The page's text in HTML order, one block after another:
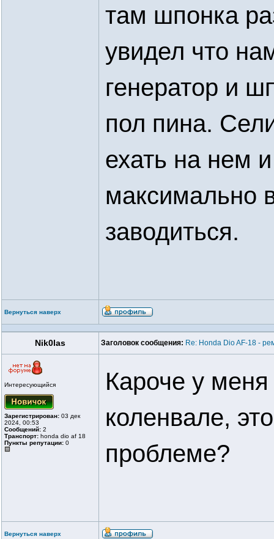
там шпонка
увидел что
генератор и
пол пина.
ехать на нем
максимально
заводиться.
Вернуться наверх
Nik0las Заголовок сообщения: Re: Honda Dio AF-18 -
Интересующийся
Зарегистрирован: 03 дек
2024, 00:53
Сообщений: 2
Транспорт: honda dio af 18
Пункты репутации: 0
Кароче у
коленвале,
проблеме?
Вернуться наверх